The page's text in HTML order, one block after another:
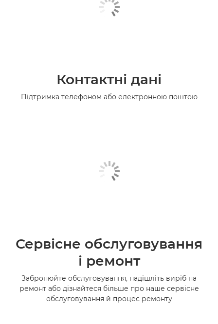
Контактні дані
Підтримка телефоном або електронною поштою
Сервісне обслуговування
і ремонт
Забронюйте обслуговування, надішліть виріб на
ремонт або дізнайтеся більше про наше сервісне
обслуговування й процес ремонту